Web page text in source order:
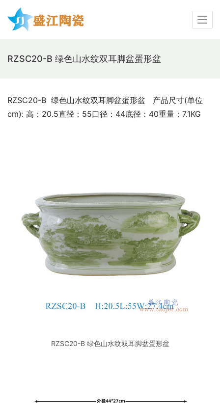
RZSC20-B 绿色山水纹双耳脚盆蛋形盆
RZSC20-B  绿色山水纹双耳脚盆蛋形盆   产品尺寸(单位
cm): 高：20.5直径：55口径：44底径：40重量：7.1KG
RZSC20-B 绿色山水纹双耳脚盆蛋形盆